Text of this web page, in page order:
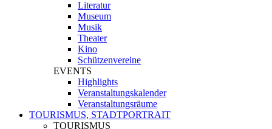
Literatur
Museum
Musik
Theater
Kino
Schützenvereine
EVENTS
Highlights
Veranstaltungskalender
Veranstaltungsräume
TOURISMUS, STADTPORTRAIT
TOURISMUS